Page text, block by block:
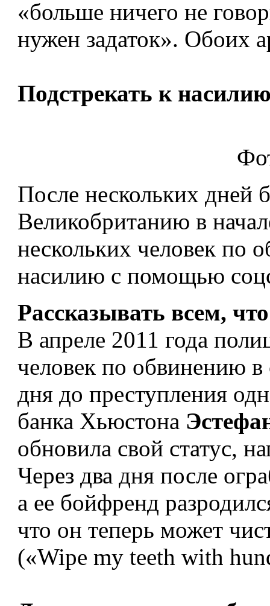
«больше ничего не
нужен задаток». Обоих
Подстрекать к
После нескольких дней
Великобританию в
нескольких человек по
насилию с помощью
Рассказывать всем,
В апреле 2011 года
человек по обвинению в
дня до преступления
банка Хьюстона
обновила свой статус,
Через два дня после
а ее бойфренд
что он теперь может
(«Wipe my teeth with